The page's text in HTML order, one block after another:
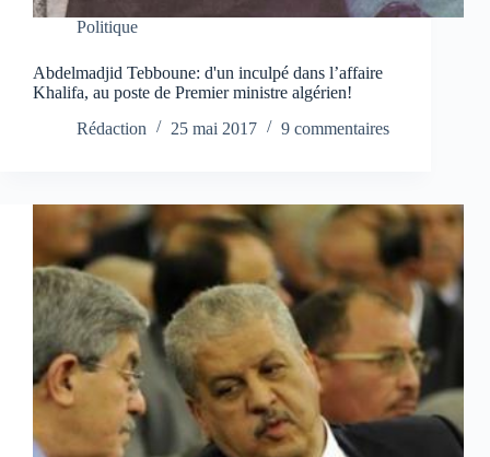
Politique
Abdelmadjid Tebboune: d'un inculpé dans l’affaire
Khalifa, au poste de Premier ministre algérien!
Rédaction
25 mai 2017 9 commentaires